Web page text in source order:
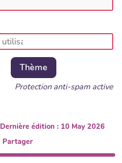
Thème
Protection anti-spam active
Dernière édition : 10 May 2026
Partager